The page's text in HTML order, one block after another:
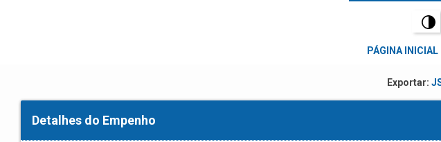
PÁGINA INICIAL
Exportar:
Detalhes do Empenho